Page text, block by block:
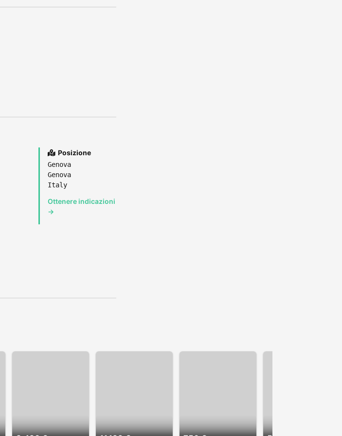
Posizione
Genova
Genova
Italy
Ottenere indicazioni
→